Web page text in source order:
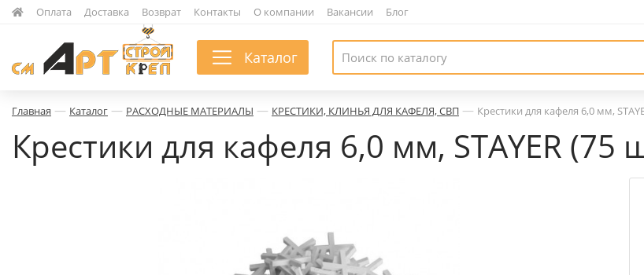
Оплата Доставка Возврат Контакты О компании Вакансии Блог
Каталог
Главная — Каталог — РАСХОДНЫЕ МАТЕРИАЛЫ — КРЕСТИКИ, КЛИНЬЯ ДЛЯ КАФЕЛЯ, СВП — Крестики для кафеля 6,0 мм,
Крестики для кафеля 6,0 мм, STAYER (75